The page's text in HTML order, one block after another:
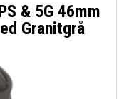
& 5G 46mm
Granitgrå